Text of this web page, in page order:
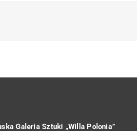
Galeria Sztuki „Willa Polonia”